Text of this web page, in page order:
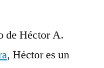
de Héctor A.
, Héctor es un